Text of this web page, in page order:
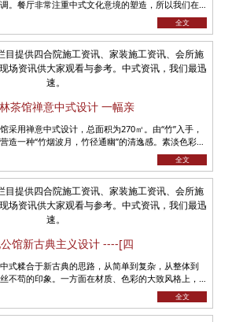
。餐厅非常注重中式文化意境的塑造，所以我们在
全文
茶馆禅意中式设计 一幅亲
采用禅意中式设计，总面积为270㎡。由“竹”入手，
造一种“竹烟波月，竹径通幽”的清逸感。素淡色彩渲
全文
馆新古典主义设计 ----[四
式糅合于新古典的思路，从简单到复杂，从整体到
不苟的印象。一方面在材质、色彩的大致风格上，
全文